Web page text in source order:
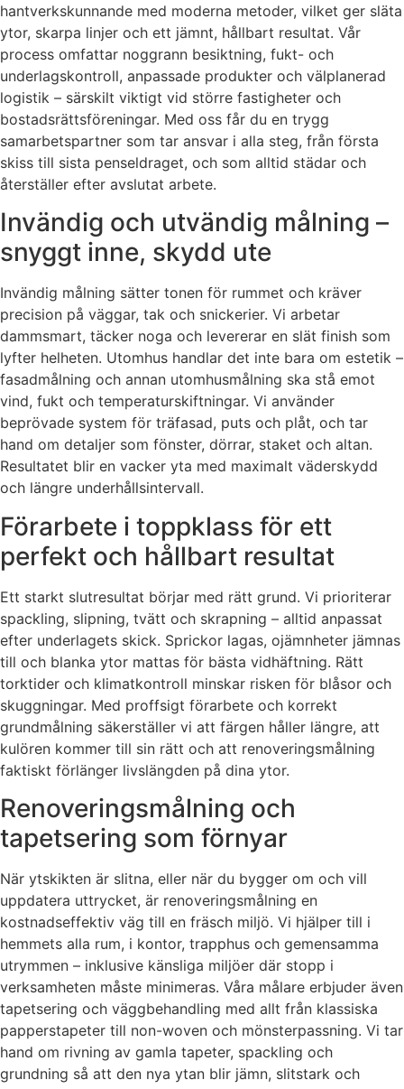
hantverkskunnande med moderna metoder, vilket ger släta
ytor, skarpa linjer och ett jämnt, hållbart resultat. Vår
process omfattar noggrann besiktning, fukt- och
underlagskontroll, anpassade produkter och välplanerad
logistik – särskilt viktigt vid större fastigheter och
bostadsrättsföreningar. Med oss får du en trygg
samarbetspartner som tar ansvar i alla steg, från första
skiss till sista penseldraget, och som alltid städar och
återställer efter avslutat arbete.
Invändig och utvändig målning –
snyggt inne, skydd ute
Invändig målning sätter tonen för rummet och kräver
precision på väggar, tak och snickerier. Vi arbetar
dammsmart, täcker noga och levererar en slät finish som
lyfter helheten. Utomhus handlar det inte bara om estetik –
fasadmålning och annan utomhusmålning ska stå emot
vind, fukt och temperaturskiftningar. Vi använder
beprövade system för träfasad, puts och plåt, och tar
hand om detaljer som fönster, dörrar, staket och altan.
Resultatet blir en vacker yta med maximalt väderskydd
och längre underhållsintervall.
Förarbete i toppklass för ett
perfekt och hållbart resultat
Ett starkt slutresultat börjar med rätt grund. Vi prioriterar
spackling, slipning, tvätt och skrapning – alltid anpassat
efter underlagets skick. Sprickor lagas, ojämnheter jämnas
till och blanka ytor mattas för bästa vidhäftning. Rätt
torktider och klimatkontroll minskar risken för blåsor och
skuggningar. Med proffsigt förarbete och korrekt
grundmålning säkerställer vi att färgen håller längre, att
kulören kommer till sin rätt och att renoveringsmålning
faktiskt förlänger livslängden på dina ytor.
Renoveringsmålning och
tapetsering som förnyar
När ytskikten är slitna, eller när du bygger om och vill
uppdatera uttrycket, är renoveringsmålning en
kostnadseffektiv väg till en fräsch miljö. Vi hjälper till i
hemmets alla rum, i kontor, trapphus och gemensamma
utrymmen – inklusive känsliga miljöer där stopp i
verksamheten måste minimeras. Våra målare erbjuder även
tapetsering och väggbehandling med allt från klassiska
papperstapeter till non-woven och mönsterpassning. Vi tar
hand om rivning av gamla tapeter, spackling och
grundning så att den nya ytan blir jämn, slitstark och